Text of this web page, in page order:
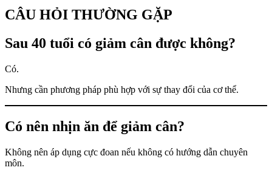
CÂU HỎI THƯỜNG GẶP
Sau 40 tuổi có giảm cân được không?
Có.
Nhưng cần phương pháp phù hợp với sự thay đổi của cơ thể.
Có nên nhịn ăn để giảm cân?
Không nên áp dụng cực đoan nếu không có hướng dẫn chuyên
môn.